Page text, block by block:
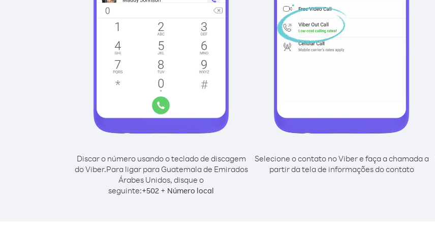
Discar o número usando o teclado de discagem
do Viber.Para ligar para Guatemala de Emirados
Árabes Unidos, disque o
seguinte:+502 + Número local
Selecione o contato no Viber e faça a chamada a
partir da tela de informações do contato